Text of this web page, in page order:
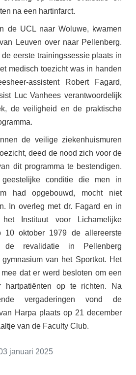
na een hartinfarct.
de UCL naar Woluwe, kwamen
Leuven over naar Pellenberg.
de eerste trainingssessie plaats in
medisch toezicht was in handen
assistent Robert Fagard,
Luc Vanhees verantwoordelijk
de veiligheid en de praktische
de veilige ziekenhuismuren
deed de nood zich voor de
dit programma te bestendigen.
conditie die men in
had opgebouwd, mocht niet
In overleg met dr. Fagard en in
het Instituut voor Lichamelijke
10 oktober 1979 de allereerste
de revalidatie in Pellenberg
van het Sportkot. Het
dat er werd besloten om een
hartpatiënten op te richten. Na
vergaderingen vond de
Harpa plaats op 21 december
van de Faculty Club.
januari 2025